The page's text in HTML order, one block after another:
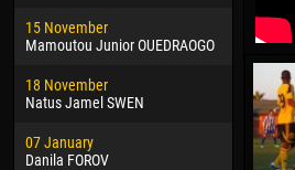
15 November
Mamoutou Junior OUEDRAOGO
18 November
Natus Jamel SWEN
07 January
Danila FOROV
20
Jayder
22
Samba